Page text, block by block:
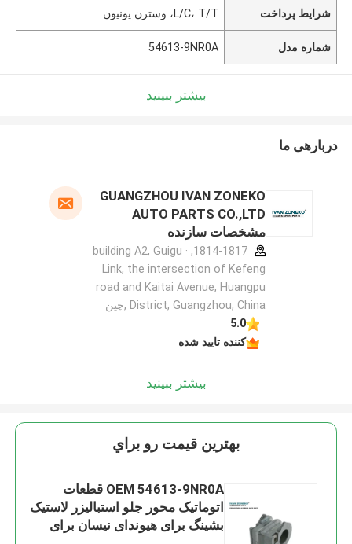
شرایط پرداخت L/C، T/T، وسترن یونیون
شماره مدل 54613-9NR0A
بیشتر ببینید
دربارهی ما
GUANGZHOU IVAN ZONEKO
AUTO PARTS CO.,LTD
مشخصات سازنده
1814-1817, building A2, Guigu ·
Link, the intersection of Kefeng
road and Kaitai Avenue, Huangpu
District, Guangzhou, China ,چین
5.0
کننده تایید شده
بیشتر ببینید
بهترين قيمت رو براي
OEM 54613-9NR0A قطعات
اتوماتیک محور جلو استبالیزر لاستیک
بشینگ برای هیوندای نیسان برای